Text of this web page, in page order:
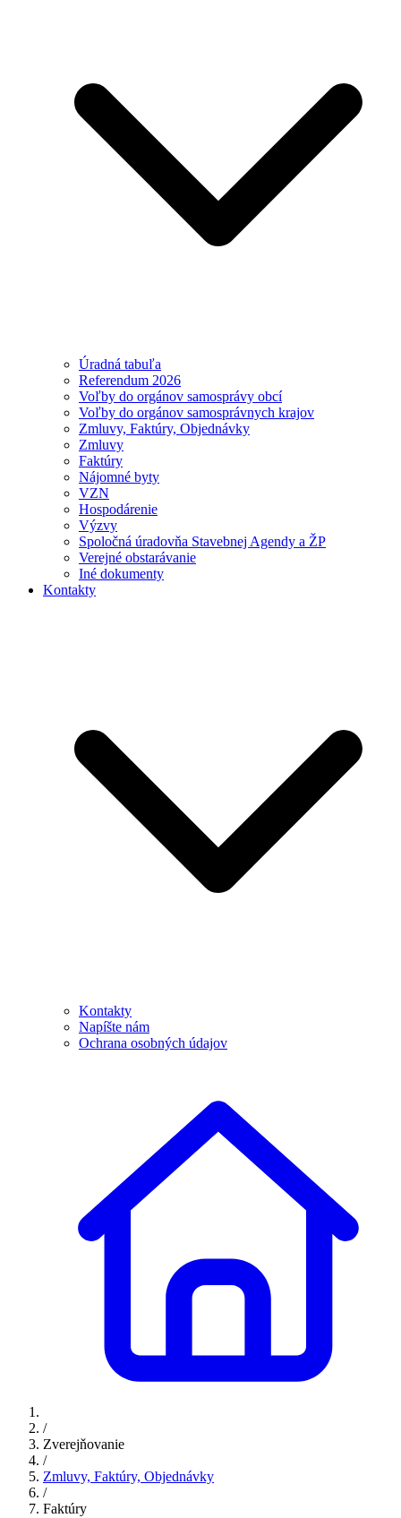
Úradná tabuľa
Referendum 2026
Voľby do orgánov samosprávy obcí
Voľby do orgánov samosprávnych krajov
Zmluvy, Faktúry, Objednávky
Zmluvy
Faktúry
Nájomné byty
VZN
Hospodárenie
Výzvy
Spoločná úradovňa Stavebnej Agendy a ŽP
Verejné obstarávanie
Iné dokumenty
Kontakty
Kontakty
Napíšte nám
Ochrana osobných údajov
/
Zverejňovanie
/
Zmluvy, Faktúry, Objednávky
/
Faktúry